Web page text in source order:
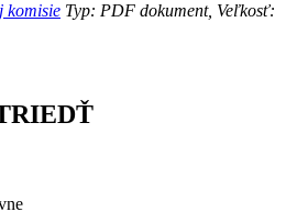
komisie Typ: PDF dokument, Veľkosť: